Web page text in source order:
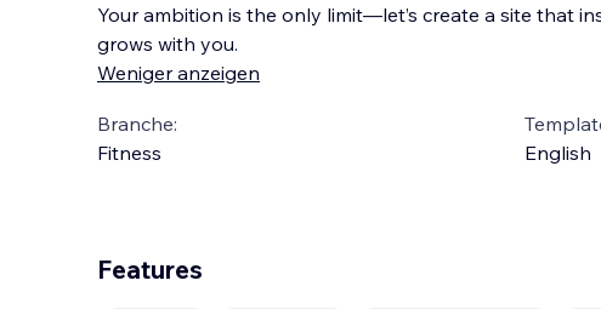
Your ambition is the only limit—let’s create a site that
grows with you.
Weniger anzeigen
Branche:
Fitness
English
Features